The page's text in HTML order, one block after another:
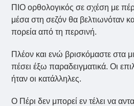
ΠΙΟ ορθολογικός σε σχέση με
μέσα στη σεζόν θα βελτιωνόταν
πορεία από τη περσινή.
Πλέον και ενώ βρισκόμαστε στα
πέσει έξω παραδειγματικά. Οι
ήταν οι κατάλληλες.
Ο Πέρι δεν μπορεί εν τέλει να